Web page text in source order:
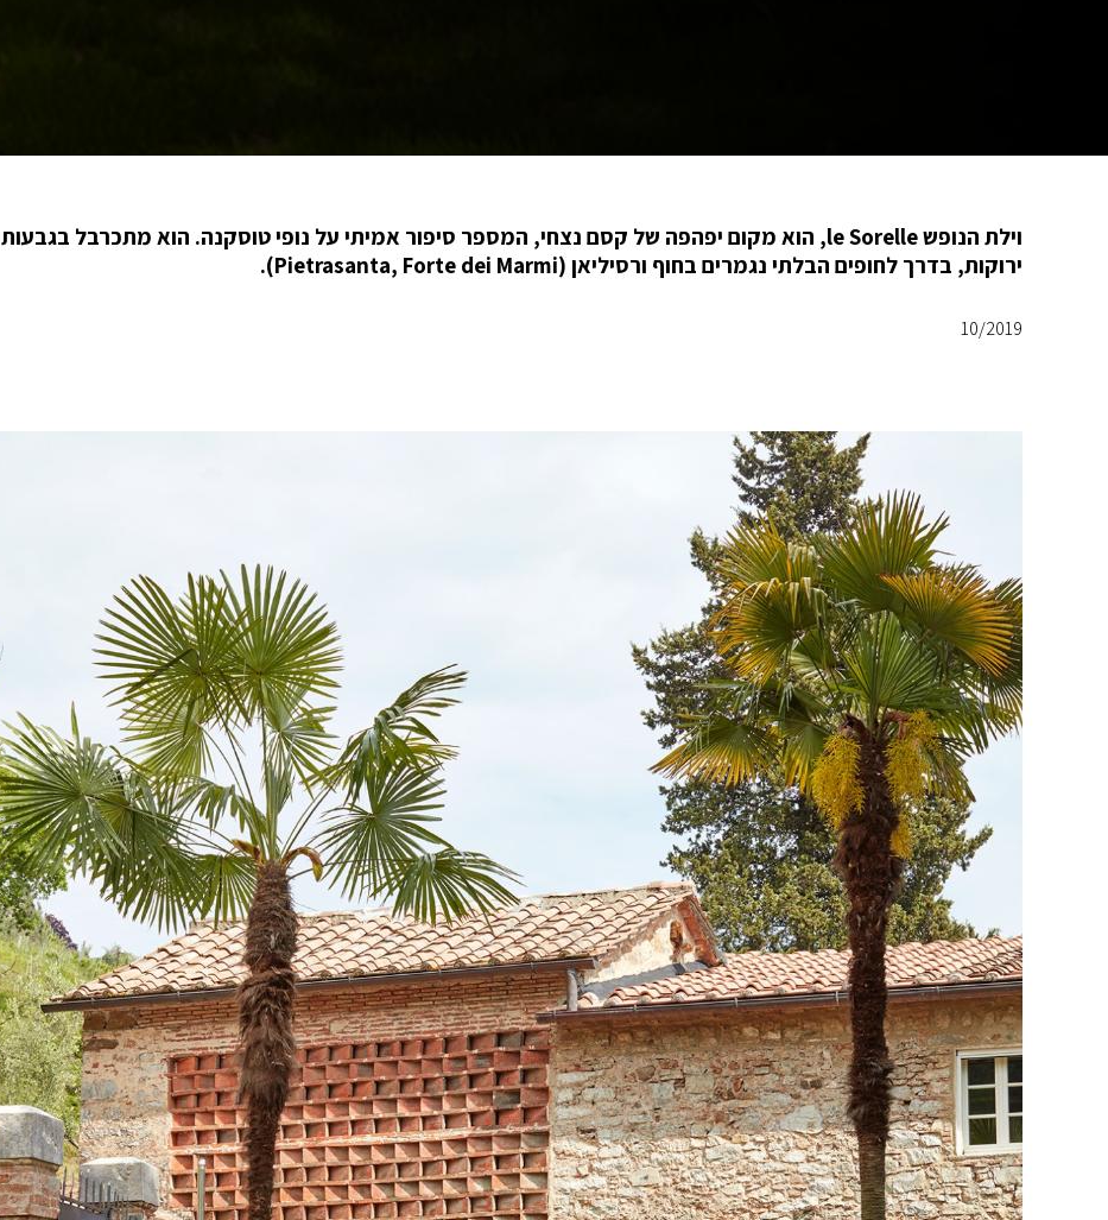
וילת הנופש le Sorelle, הוא מקום יפהפה של קסם נצחי, המספר סיפור אמיתי על נופי טוסקנה. הוא מתכרבל בגבעות
ירוקות, בדרך לחופים הבלתי נגמרים בחוף ורסיליאן (Pietrasanta, Forte dei Marmi).
10/2019